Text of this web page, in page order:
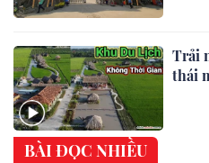
Trải
thái
BÀI ĐỌC NHIỀU